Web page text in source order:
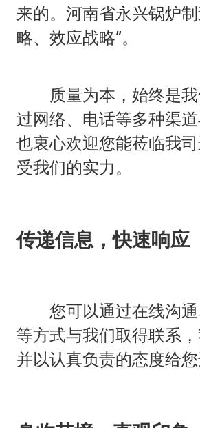
来的。河南省永兴锅炉
略、效应战略”。
质量为本，始终是我
过网络、电话等多种渠
也衷心欢迎您能莅临我
受我们的实力。
传递信息，快速响应
您可以通过在线沟通
等方式与我们取得联系
并以认真负责的态度给您